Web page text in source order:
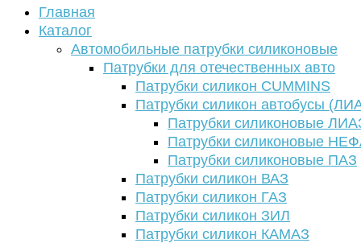
Главная
Каталог
Автомобильные патрубки силиконовые
Патрубки для отечественных авто
Патрубки силикон CUMMINS
Патрубки силикон автобусы
Патрубки силиконовые
Патрубки силиконовые
Патрубки силиконовые ПАЗ
Патрубки силикон ВАЗ
Патрубки силикон ГАЗ
Патрубки силикон ЗИЛ
Патрубки силикон КАМАЗ